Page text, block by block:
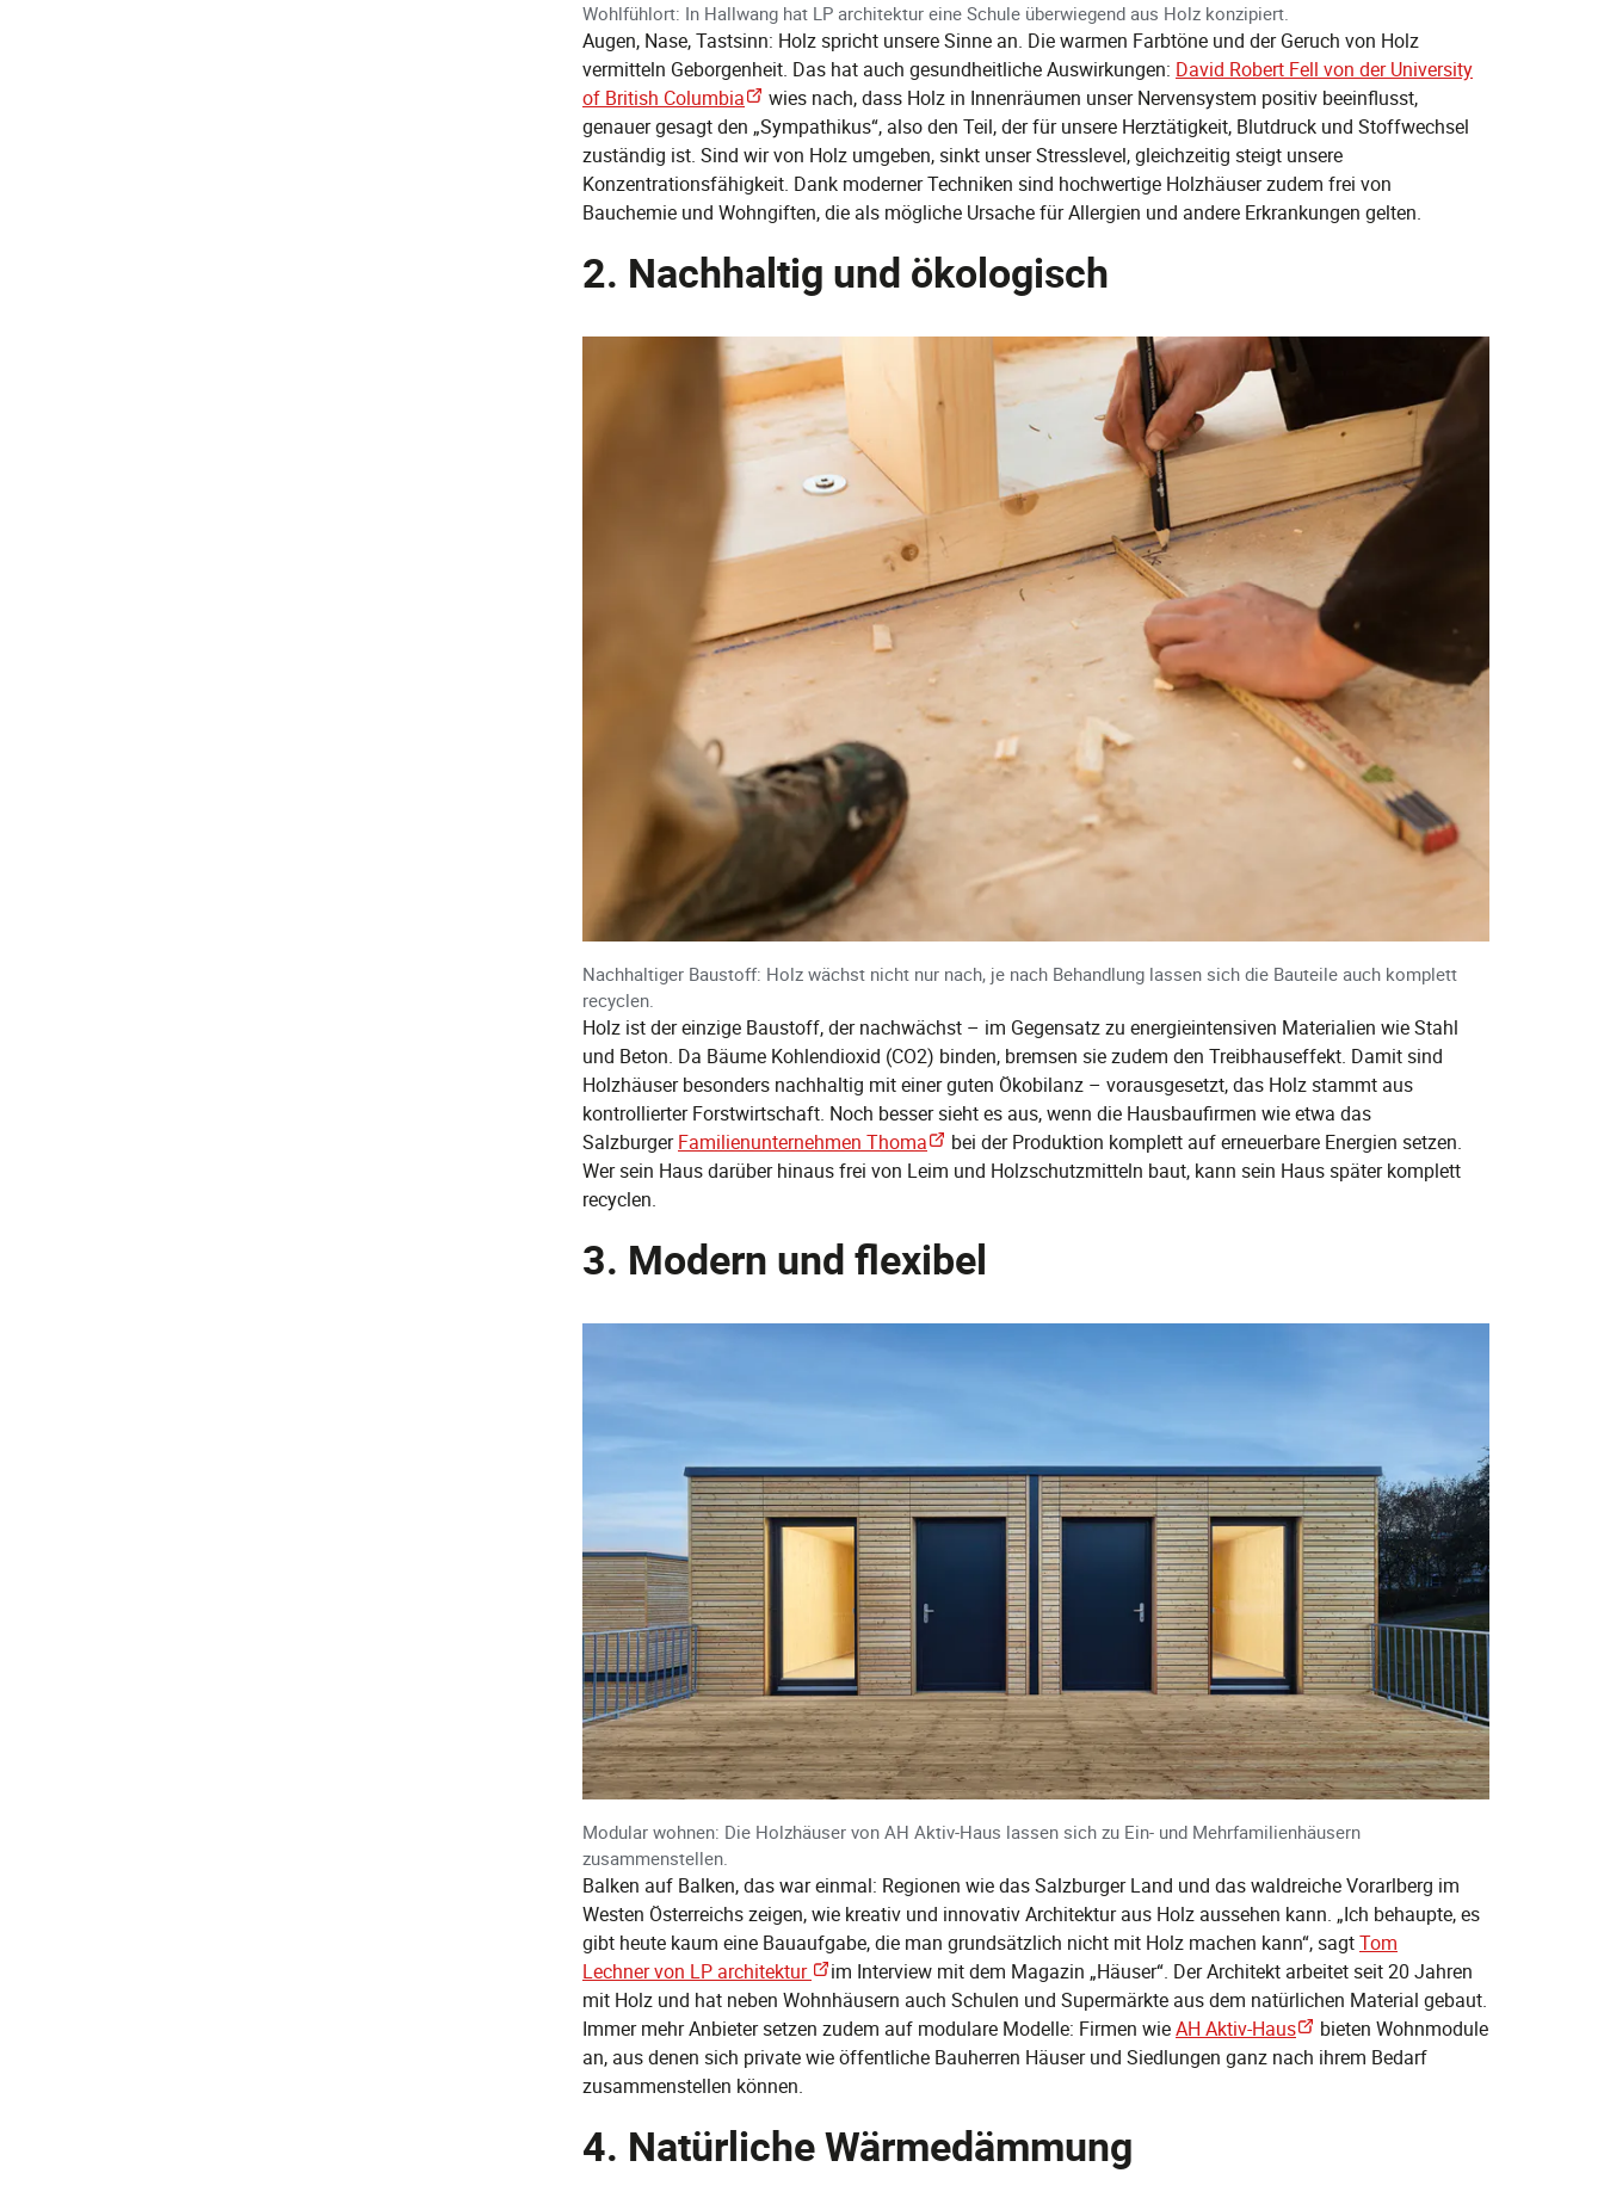
Wohlfühlort: In Hallwang hat LP architektur eine Schule überwiegend aus Holz konzipiert.
Augen, Nase, Tastsinn: Holz spricht unsere Sinne an. Die warmen Farbtöne und der Geruch von Holz
vermitteln Geborgenheit. Das hat auch gesundheitliche Auswirkungen: David Robert Fell von der University
of British Columbia
wies nach, dass Holz in Innenräumen unser Nervensystem positiv beeinflusst,
genauer gesagt den „Sympathikus“, also den Teil, der für unsere Herztätigkeit, Blutdruck und Stoffwechsel
zuständig ist. Sind wir von Holz umgeben, sinkt unser Stresslevel, gleichzeitig steigt unsere
Konzentrationsfähigkeit. Dank moderner Techniken sind hochwertige Holzhäuser zudem frei von
Bauchemie und Wohngiften, die als mögliche Ursache für Allergien und andere Erkrankungen gelten.
2. Nachhaltig und ökologisch
Nachhaltiger Baustoff: Holz wächst nicht nur nach, je nach Behandlung lassen sich die Bauteile auch komplett
recyclen.
Holz ist der einzige Baustoff, der nachwächst – im Gegensatz zu energieintensiven Materialien wie Stahl
und Beton. Da Bäume Kohlendioxid (CO2) binden, bremsen sie zudem den Treibhauseffekt. Damit sind
Holzhäuser besonders nachhaltig mit einer guten Ökobilanz – vorausgesetzt, das Holz stammt aus
kontrollierter Forstwirtschaft. Noch besser sieht es aus, wenn die Hausbaufirmen wie etwa das
SalzburgerFamilienunternehmen Thoma
bei der Produktion komplett auf erneuerbare Energien setzen.
Wer sein Haus darüber hinaus frei von Leim und Holzschutzmitteln baut, kann sein Haus später komplett
recyclen.
3. Modern und flexibel
Modular wohnen: Die Holzhäuser von AH Aktiv-Haus lassen sich zu Ein- und Mehrfamilienhäusern
zusammenstellen.
Balken auf Balken, das war einmal: Regionen wie das Salzburger Land und das waldreiche Vorarlberg im
Westen Österreichs zeigen, wie kreativ und innovativ Architektur aus Holz aussehen kann. „Ich behaupte, es
gibt heute kaum eine Bauaufgabe, die man grundsätzlich nicht mit Holz machen kann“, sagtTom
Lechner von LP architektur
im Interview mit dem Magazin „Häuser“. Der Architekt arbeitet seit 20 Jahren
mit Holz und hat neben Wohnhäusern auch Schulen und Supermärkte aus dem natürlichen Material gebaut.
Immer mehr Anbieter setzen zudem auf modulare Modelle: Firmen wieAH Aktiv-Haus
bieten Wohnmodule
an, aus denen sich private wie öffentliche Bauherren Häuser und Siedlungen ganz nach ihrem Bedarf
zusammenstellen können.
4. Natürliche Wärmedämmung